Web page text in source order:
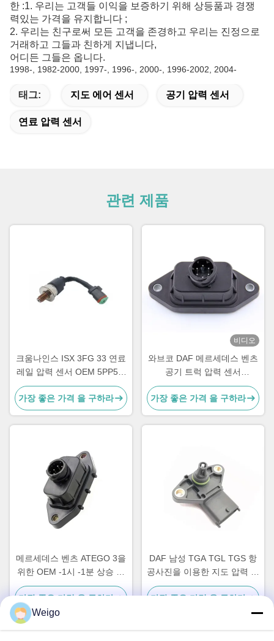
한 :1. 우리는 고객들 이익을 보증하기 위해 상등품과 경쟁
력있는 가격을 유지합니다 ;
2. 우리는 친구로써 모든 고객을 존경하고 우리는 진정으로
거래하고 그들과 친하게 지냅니다,
어디든 그들은 옵니다.
1998-, 1982-2000, 1997-, 1996-, 2000-, 1996-2002, 2004-
태그: 지도 에어 센서 공기 압력 센서
연료 압력 센서
관련 제품
크움나인스 ISX 3FG 33 연료
레일 압력 센서 OEM 5PP5 3
4954245
가장 좋은 가격 을 구하라
비디오
와브코 DAF 메르세데스 벤츠
공기 트럭 압력 센서
4410430021 9325000011
1518729
가장 좋은 가격 을 구하라
메르세데스 벤츠 ATEGO 3을
위한 OEM -1시 -1분 상승 트
럭 압력 센서
가장 좋은 가격 을 구하라
DAF 남성 TGA TGL TGS 항
공사진을 이용한 지도 압력 센
서 -1시 -1분
가장 좋은 가격 을 구하라
Weigo